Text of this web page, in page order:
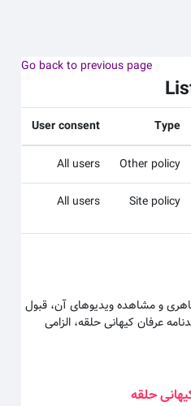
Go back to previous page
Type
User consent
Other policy
All users
Site policy
All users
و مشاهده ویدیوهای آن، قبول
عرفان کیهانی حلقه، الزامی
حلقه